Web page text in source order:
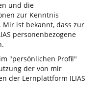
und die
zur Kenntnis
ist bekannt, dass zur
personenbezogene
"persönlichen Profil"
der von mir
der Lernplattform ILIAS